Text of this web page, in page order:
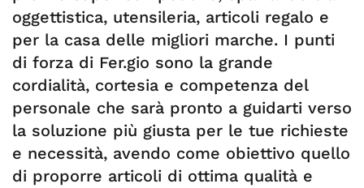
oggettistica, utensileria, articoli regalo e
per la casa delle migliori marche. I punti
di forza di Fer.gio sono la grande
cordialità, cortesia e competenza del
personale che sarà pronto a guidarti verso
la soluzione più giusta per le tue richieste
e necessità, avendo come obiettivo quello
di proporre articoli di ottima qualità e